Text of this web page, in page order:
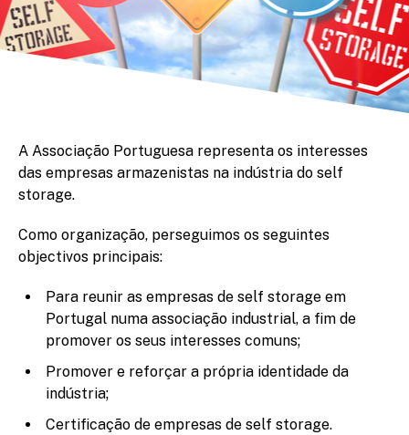
A Associação Portuguesa representa os interesses
das empresas armazenistas na indústria do self
storage.
Como organização, perseguimos os seguintes
objectivos principais:
Para reunir as empresas de self storage em
Portugal numa associação industrial, a fim de
promover os seus interesses comuns;
Promover e reforçar a própria identidade da
indústria;
Certificação de empresas de self storage.